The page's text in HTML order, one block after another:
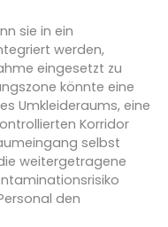
sie in ein
werden,
eingesetzt zu
könnte eine
Umkleideraums, eine
Korridor
selbst
weitergetragene
den